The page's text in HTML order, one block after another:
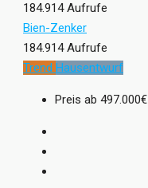
184.914 Aufrufe
Bien-Zenker
184.914 Aufrufe
Trend Hausentwurf
Preis ab 497.000€